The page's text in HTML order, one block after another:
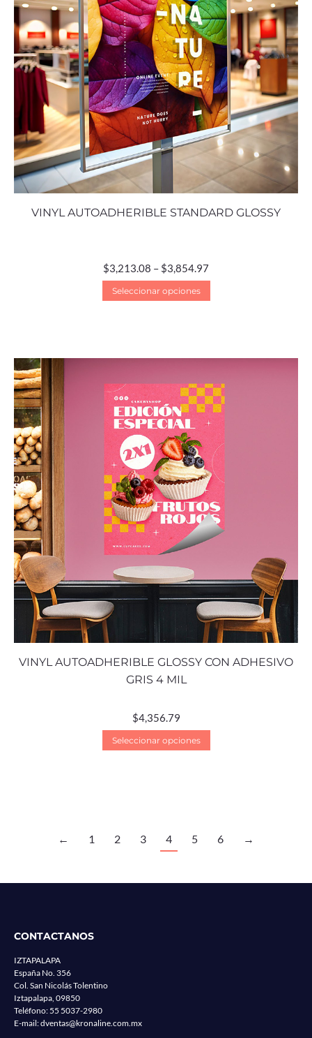
VINYL AUTOADHERIBLE STANDARD GLOSSY
$3,213.08 – $3,854.97
Seleccionar opciones
VINYL AUTOADHERIBLE GLOSSY CON ADHESIVO
GRIS 4 MIL
$4,356.79
Seleccionar opciones
← 1 2 3 4 5 6 →
CONTACTANOS
IZTAPALAPA
España No. 356
Col. San Nicolás Tolentino
Iztapalapa, 09850
Teléfono: 55 5037-2980
E-mail:dventas@kronaline.com.mx